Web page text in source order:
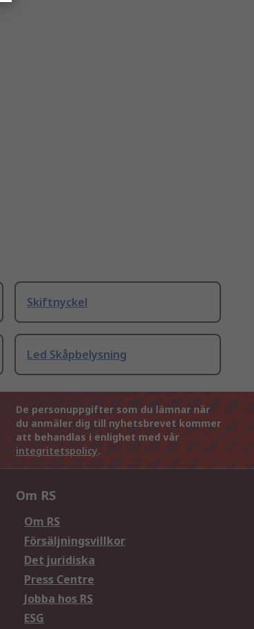
Skiftnyckel
Led Skåpbelysning
De personuppgifter som du lämnar när
du anmäler dig till nyhetsbrevet kommer
att behandlas i enlighet med vår
integritetspolicy.
Om RS
Om RS
Försäljningsvillkor
Det juridiska
Press Centre
Jobba hos RS
ESG